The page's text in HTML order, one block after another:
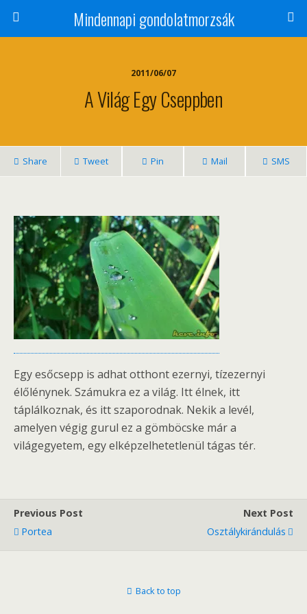
Mindennapi gondolatmorzsák
2011/06/07
A Világ Egy Cseppben
Share Tweet Pin Mail SMS
Egy esőcsepp is adhat otthont ezernyi, tízezernyi
élőlénynek. Számukra ez a világ. Itt élnek, itt
táplálkoznak, és itt szaporodnak. Nekik a levél,
amelyen végig gurul ez a gömböcske már a
világegyetem, egy elképzelhetetlenül tágas tér.
Previous Post
Portea
Next Post
Osztálykirándulás
Back to top